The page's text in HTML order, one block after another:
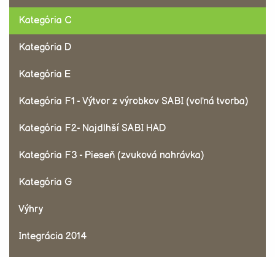
Kategória C
Kategória D
Kategória E
Kategória F1 - Výtvor z výrobkov SABI (voľná tvorba)
Kategória F2- Najdlhší SABI HAD
Kategória F3 - Pieseň (zvuková nahrávka)
Kategória G
Výhry
Integrácia 2014